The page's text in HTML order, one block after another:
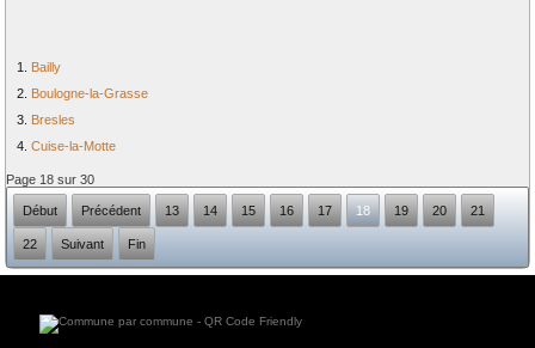
Bailly
Boulogne-la-Grasse
Bresles
Cuise-la-Motte
Page 18 sur 30
Début Précédent 13 14 15 16 17 18 19 20 21
22 Suivant Fin